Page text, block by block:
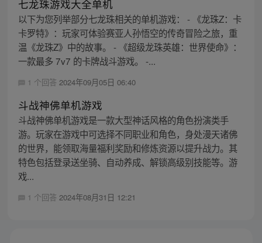
七龙珠游戏大全单机
以下为您列举部分七龙珠相关的单机游戏： - 《龙珠Z：卡
卡罗特》：玩家可体验赛亚人孙悟空的传奇冒险之旅，重
温《龙珠Z》中的故事。 - 《超级龙珠英雄：世界使命》：
一款最多 7v7 的卡牌战斗游戏。 -...
1 个回答 2024年09月05日 06:40
斗战神佛单机游戏
斗战神佛单机游戏是一款大型神话风格的角色扮演类手
游。玩家在游戏中可选择不同职业和角色，身处漫天诸佛
的世界，能领取海量福利奖励和修炼资源以提升战力。其
特色包括登录送坐骑、自动养成、解锁高级别技能等。游
戏...
1 个回答 2024年08月31日 12:21